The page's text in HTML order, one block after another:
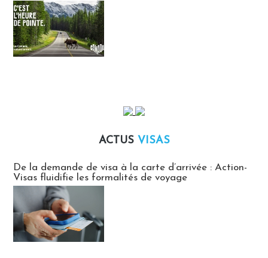
ACTUS VISAS
De la demande de visa à la carte d’arrivée : Action-
Visas fluidifie les formalités de voyage